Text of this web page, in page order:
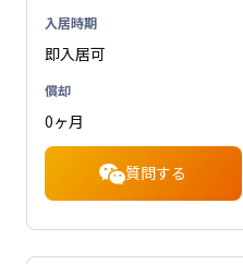
入居時期
即入居可
償却
0ヶ月
質問する